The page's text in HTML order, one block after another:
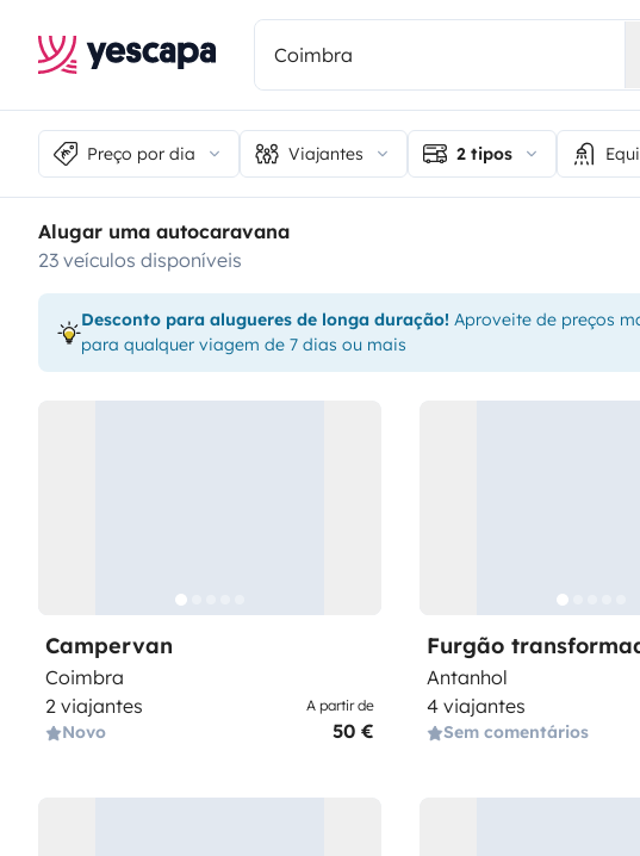
Preço por dia Viajantes 2 tipos
Alugar uma autocaravana
23 veículos disponíveis
Desconto para alugueres de longa duração! Aproveite de preços
para qualquer viagem de 7 dias ou mais
Campervan
Coimbra
2 viajantes
Novo
A partir de
50 €
Furgão
Antanhol
4 viajantes
Sem comentários